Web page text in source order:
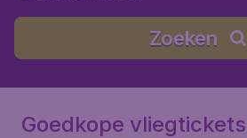
Zoeken
Goedkope